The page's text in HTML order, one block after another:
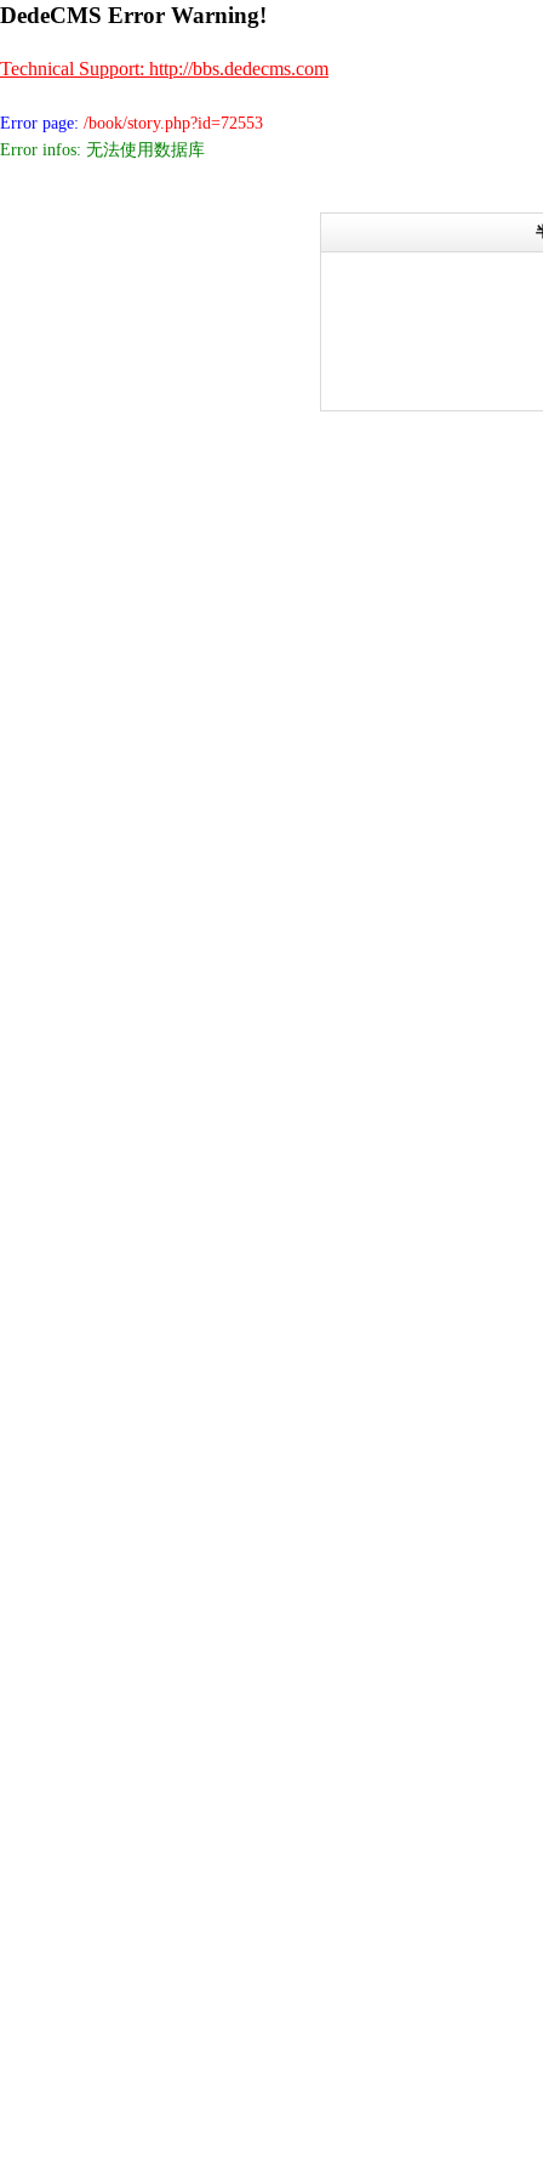
DedeCMS Error Warning!
Technical Support: http://bbs.dedecms.com
Error page: /book/story.php?id=72553
Error infos: 无法使用数据库